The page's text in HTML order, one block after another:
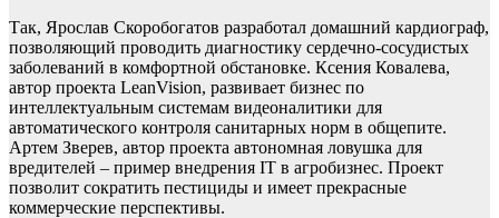
Так, Ярослав Скоробогатов разработал домашний кардиограф,
позволяющий проводить диагностику сердечно-сосудистых
заболеваний в комфортной обстановке. Ксения Ковалева,
автор проекта LeanVision, развивает бизнес по
интеллектуальным системам видеоналитики для
автоматического контроля санитарных норм в общепите.
Артем Зверев, автор проекта автономная ловушка для
вредителей – пример внедрения IT в агробизнес. Проект
позволит сократить пестициды и имеет прекрасные
коммерческие перспективы.